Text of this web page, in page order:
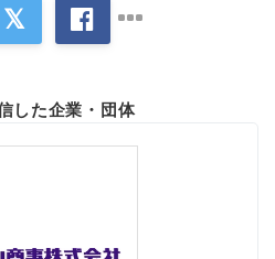
した企業・団体